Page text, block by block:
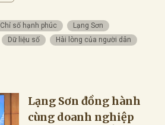
Chỉ số hạnh phúc
Lạng Sơn
Dữ liệu số Hài lòng của người dân
Lạng Sơn đồng hành
cùng doanh nghiệp